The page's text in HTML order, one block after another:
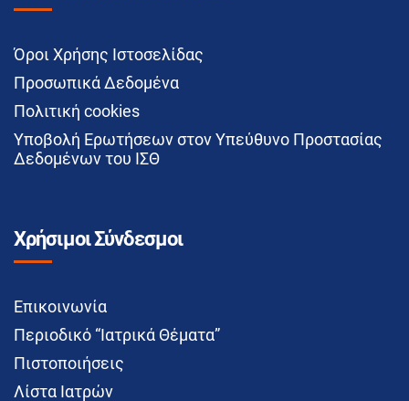
Όροι Χρήσης Ιστοσελίδας
Προσωπικά Δεδομένα
Πολιτική cookies
Υποβολή Ερωτήσεων στον Υπεύθυνο Προστασίας
Δεδομένων του ΙΣΘ
Χρήσιμοι Σύνδεσμοι
Επικοινωνία
Περιοδικό “Ιατρικά Θέματα”
Πιστοποιήσεις
Λίστα Ιατρών